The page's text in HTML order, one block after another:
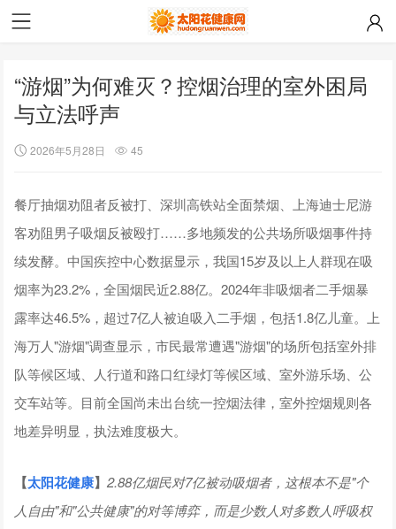
“游烟”为何难灭？控烟治理的室外困局
与立法呼声
2026年5月28日 45
餐厅抽烟劝阻者反被打、深圳高铁站全面禁烟、上海迪士尼游
客劝阻男子吸烟反被殴打……多地频发的公共场所吸烟事件持
续发酵。中国疾控中心数据显示，我国15岁及以上人群现在吸
烟率为23.2%，全国烟民近2.88亿。2024年非吸烟者二手烟暴
露率达46.5%，超过7亿人被迫吸入二手烟，包括1.8亿儿童。上
海万人"游烟"调查显示，市民最常遭遇"游烟"的场所包括室外排
队等候区域、人行道和路口红绿灯等候区域、室外游乐场、公
交车站等。目前全国尚未出台统一控烟法律，室外控烟规则各
地差异明显，执法难度极大。
【太阳花健康】2.88亿烟民对7亿被动吸烟者，这根本不是"个
人自由"和"公共健康"的对等博弈，而是少数人对多数人呼吸权